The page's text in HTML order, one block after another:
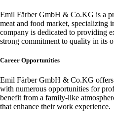
Emil Färber GmbH & Co.KG is a
meat and food market, specializing
company is dedicated to providing
strong commitment to quality in its
Career Opportunities
Emil Färber GmbH & Co.KG
with numerous opportunities for
benefit from a family-like
that enhance their work experience.